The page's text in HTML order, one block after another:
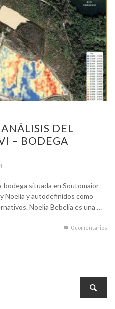
DEL
– BODEGA
bodega situada en Soutomaior
Noelia y autodefinidos como
Noelia Bebelia es una …
0 comentarios